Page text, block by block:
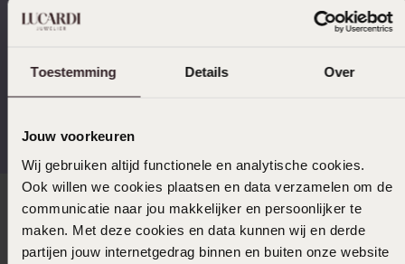
Toestemming Details Over
Jouw voorkeuren
Wij gebruiken altijd functionele en analytische cookies.
Ook willen we cookies plaatsen en data verzamelen om de
communicatie naar jou makkelijker en persoonlijker te
maken. Met deze cookies en data kunnen wij en derde
partijen jouw internetgedrag binnen en buiten onze website
€49
Direkt zu